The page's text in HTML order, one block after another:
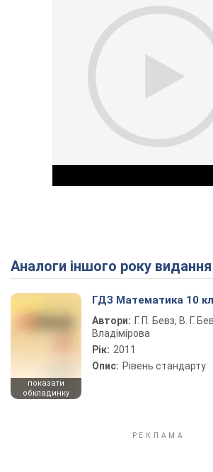
Play
Аналоги іншого року видання
показати
обкладинку
ГДЗ Математика 10
Автори: Г. П. Бевз, В. Г.
Владімірова
Рік: 2011
Опис: Рівень стандарту